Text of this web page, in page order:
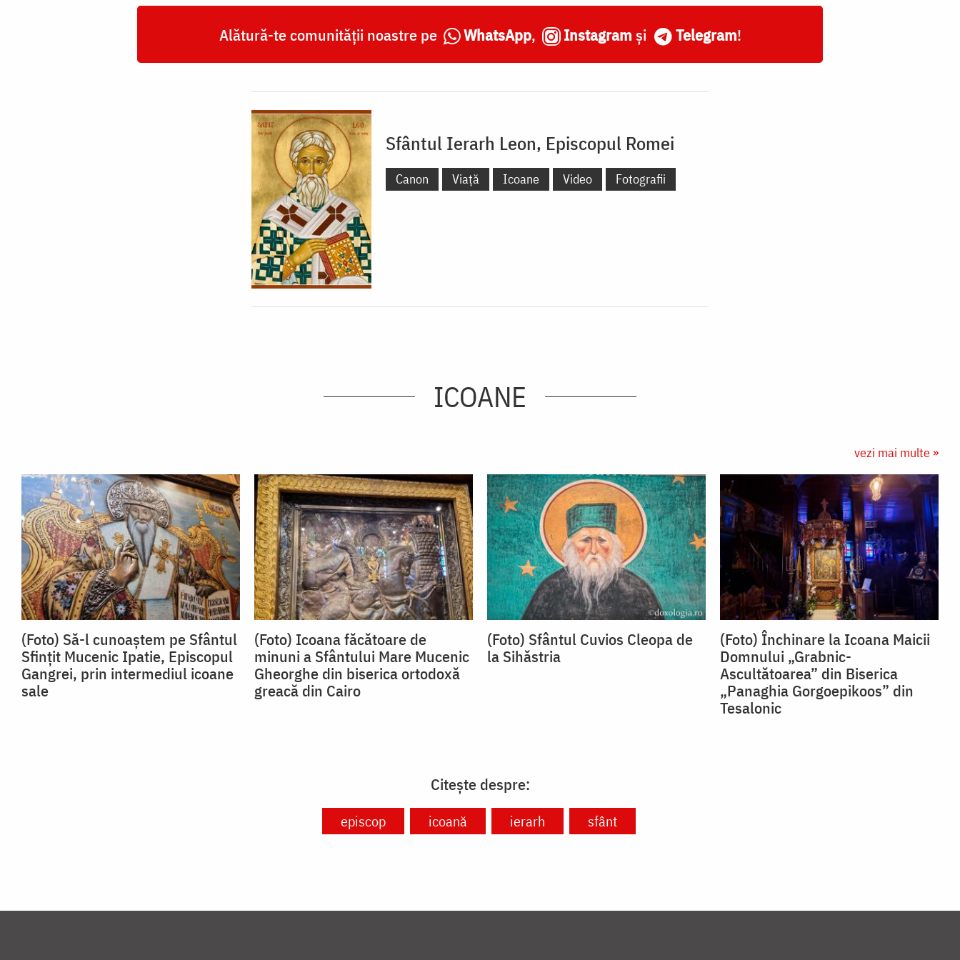
Alătură-te comunității noastre pe WhatsApp, Instagram și Telegram!
Sfântul Ierarh Leon, Episcopul Romei
Canon Viață Icoane Video Fotografii
ICOANE
vezi mai multe »
(Foto) Să-l cunoaștem pe Sfântul
Sfințit Mucenic Ipatie, Episcopul
Gangrei, prin intermediul icoane
sale
(Foto) Icoana făcătoare de
minuni a Sfântului Mare Mucenic
Gheorghe din biserica ortodoxă
greacă din Cairo
(Foto) Sfântul Cuvios Cleopa de
la Sihăstria
(Foto) Închinare la Icoana Maicii
Domnului „Grabnic-
Ascultătoarea” din Biserica
„Panaghia Gorgoepikoos” din
Tesalonic
Citește despre:
episcop icoană ierarh sfânt